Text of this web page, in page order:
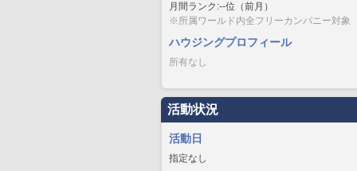
月間ランク:--位（前月）
※所属ワールド内全フリーカンパニー対象
ハウジングプロフィール
所有なし
活動状況
活動日
指定なし